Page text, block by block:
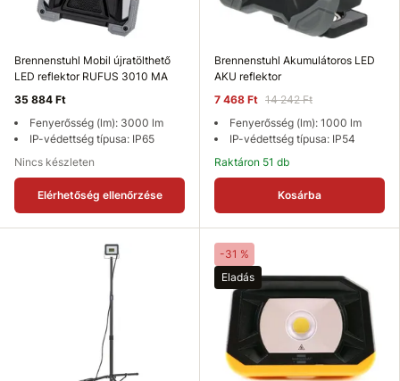
Brennenstuhl Mobil újratölthető
LED reflektor RUFUS 3010 MA
35 884 Ft
Fenyerősség (lm): 3000 lm
IP-védettség típusa: IP65
Nincs készleten
Elérhetőség ellenőrzése
Brennenstuhl Akumulátoros LED
AKU reflektor
7 468 Ft 14 242 Ft
Fenyerősség (lm): 1000 lm
IP-védettség típusa: IP54
Raktáron 51 db
Kosárba
-31 %
Eladás